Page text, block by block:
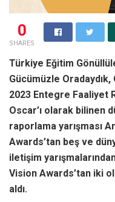
0
SHARES
Türkiye Eğitim
Gücümüzle Oradaydık,
2023 Entegre Faaliyet
Oscar’ı olarak bilinen
raporlama yarışması
Awards’tan beş ve
iletişim
Vision Awards’tan iki
aldı.